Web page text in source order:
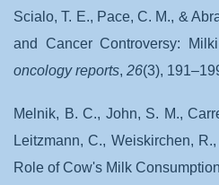
Scialo, T. E., Pace, C. M., &
and Cancer Controversy:
oncology reports, 26(3),
Melnik, B. C., John, S. M.,
Leitzmann, C., Weiskirchen,
Role of Cow's Milk